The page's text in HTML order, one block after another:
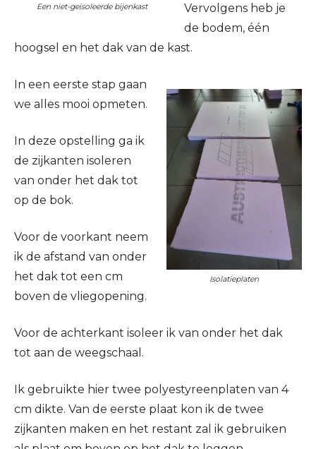
Een niet-geïsoleerde bijenkast
Vervolgens heb je
de bodem, één
hoogsel en het dak van de kast.
Isolatieplaten
In een eerste stap gaan
we alles mooi opmeten.
In deze opstelling ga ik
de zijkanten isoleren
van onder het dak tot
op de bok.
Voor de voorkant neem
ik de afstand van onder
het dak tot een cm
boven de vliegopening.
Voor de achterkant isoleer ik van onder het dak
tot aan de weegschaal.
Ik gebruikte hier twee polyestyreenplaten van 4
cm dikte. Van de eerste plaat kon ik de twee
zijkanten maken en het restant zal ik gebruiken